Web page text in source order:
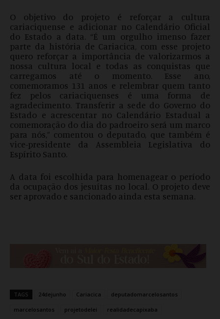
O objetivo do projeto é reforçar a cultura
cariaciquense e adicionar no Calendário Oficial
do Estado a data. “É um orgulho imenso fazer
parte da história de Cariacica, com esse projeto
quero reforçar a importância de valorizarmos a
nossa cultura local e todas as conquistas que
carregamos até o momento. Esse ano,
comemoramos 131 anos e relembrar quem tanto
fez pelos cariaciquenses é uma forma de
agradecimento. Transferir a sede do Governo do
Estado e acrescentar no Calendário Estadual a
comemoração do dia do padroeiro será um marco
para nós,” comentou o deputado, que também é
vice-presidente da Assembleia Legislativa do
Espírito Santo.
A data foi escolhida para homenagear o período
da ocupação dos jesuítas no local. O projeto deve
ser aprovado e sancionado ainda esta semana.
TAGS 24dejunho Cariacica deputadomarcelosantos
marcelosantos projetodelei realidadecapixaba